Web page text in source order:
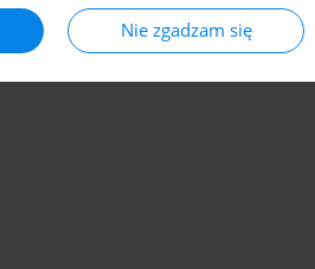
Nie zgadzam się